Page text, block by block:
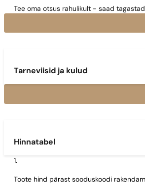
Tee oma otsus rahulikult - saad
Tarneviisid ja kulud
Hinnatabel
Toote hind pärast sooduskoodi